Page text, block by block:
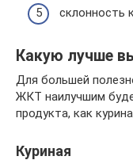
склонность
Какую лучше
Для большей
ЖКТ наилучшим
продукта, как
Куриная